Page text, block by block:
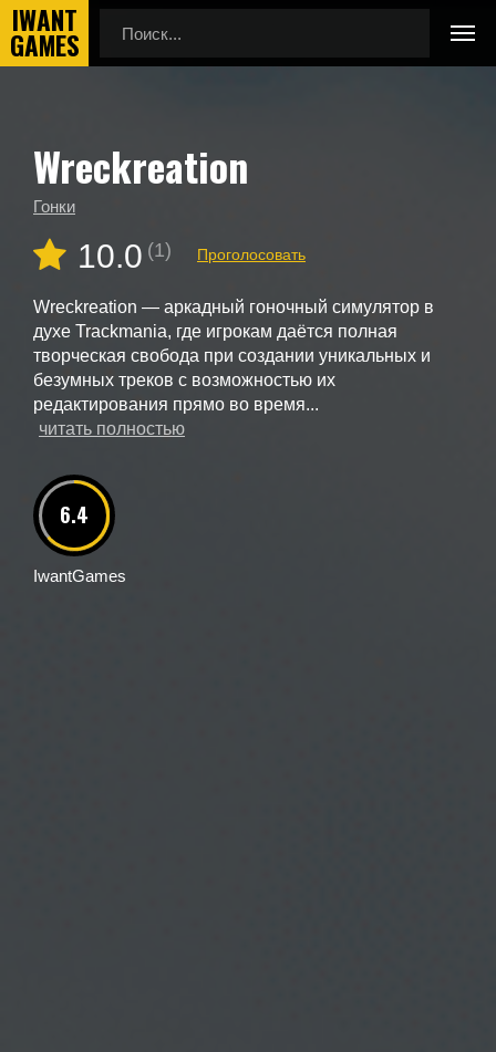
Главная
Новые игры
Wreckreation
Wreckreation
Гонки
10.0 (1) Проголосовать
Wreckreation — аркадный гоночный симулятор в
духе Trackmania, где игрокам даётся полная
творческая свобода при создании уникальных и
безумных треков с возможностью их
редактирования прямо во время...
читать полностью
6.4
IwantGames